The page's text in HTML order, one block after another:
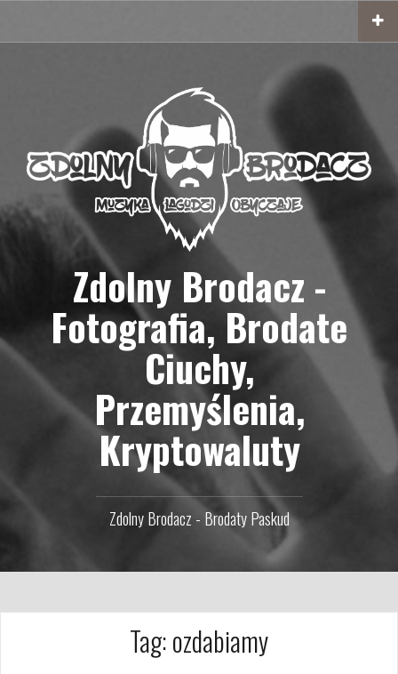
treści
Zdolny Brodacz -
Fotografia, Brodate
Ciuchy,
Przemyślenia,
Kryptowaluty
Zdolny Brodacz - Brodaty Paskud
Tag:ozdabiamy